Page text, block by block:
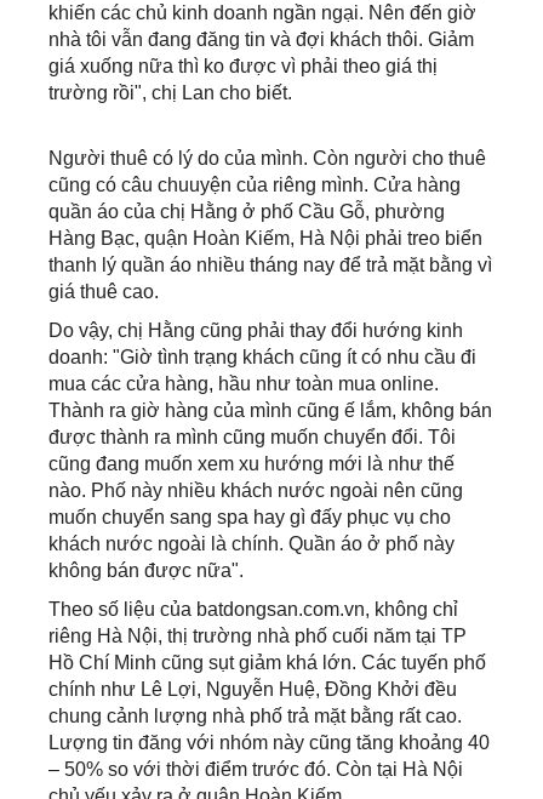
khiến các chủ kinh doanh ngần ngại. Nên đến giờ
nhà tôi vẫn đang đăng tin và đợi khách thôi. Giảm
giá xuống nữa thì ko được vì phải theo giá thị
trường rồi", chị Lan cho biết.
Người thuê có lý do của mình. Còn người cho thuê
cũng có câu chuuyện của riêng mình. Cửa hàng
quần áo của chị Hằng ở phố Cầu Gỗ, phường
Hàng Bạc, quận Hoàn Kiếm, Hà Nội phải treo biển
thanh lý quần áo nhiều tháng nay để trả mặt bằng vì
giá thuê cao.
Do vậy, chị Hằng cũng phải thay đổi hướng kinh
doanh: "Giờ tình trạng khách cũng ít có nhu cầu đi
mua các cửa hàng, hầu như toàn mua online.
Thành ra giờ hàng của mình cũng ế lắm, không bán
được thành ra mình cũng muốn chuyển đổi. Tôi
cũng đang muốn xem xu hướng mới là như thế
nào. Phố này nhiều khách nước ngoài nên cũng
muốn chuyển sang spa hay gì đấy phục vụ cho
khách nước ngoài là chính. Quần áo ở phố này
không bán được nữa".
Theo số liệu của batdongsan.com.vn, không chỉ
riêng Hà Nội, thị trường nhà phố cuối năm tại TP
Hồ Chí Minh cũng sụt giảm khá lớn. Các tuyến phố
chính như Lê Lợi, Nguyễn Huệ, Đồng Khởi đều
chung cảnh lượng nhà phố trả mặt bằng rất cao.
Lượng tin đăng với nhóm này cũng tăng khoảng 40
– 50% so với thời điểm trước đó. Còn tại Hà Nội